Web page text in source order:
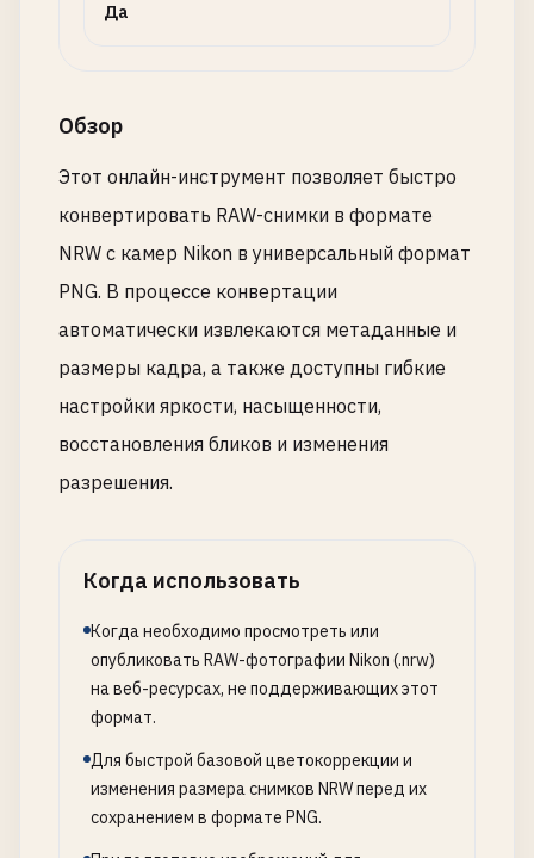
Да
Обзор
Этот онлайн-инструмент позволяет быстро
конвертировать RAW-снимки в формате
NRW с камер Nikon в универсальный формат
PNG. В процессе конвертации
автоматически извлекаются метаданные и
размеры кадра, а также доступны гибкие
настройки яркости, насыщенности,
восстановления бликов и изменения
разрешения.
Когда использовать
Когда необходимо просмотреть или
опубликовать RAW-фотографии Nikon (.nrw)
на веб-ресурсах, не поддерживающих этот
формат.
Для быстрой базовой цветокоррекции и
изменения размера снимков NRW перед их
сохранением в формате PNG.